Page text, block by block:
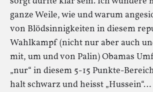
ganze Weile, wie und warum
von Blödsinnigkeiten in diesem
Wahlkampf (nicht nur aber auch
mit, um und von Palin) Obamas
„nur“ in diesem 5-15 Punkte-
halt schwarz und heisst „Hussein“…